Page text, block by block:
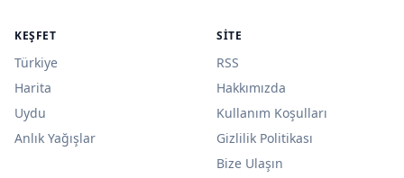
KEŞFET
Türkiye
Harita
Uydu
Anlık Yağışlar
SITE
RSS
Hakkımızda
Kullanım Koşulları
Gizlilik Politikası
Bize Ulaşın